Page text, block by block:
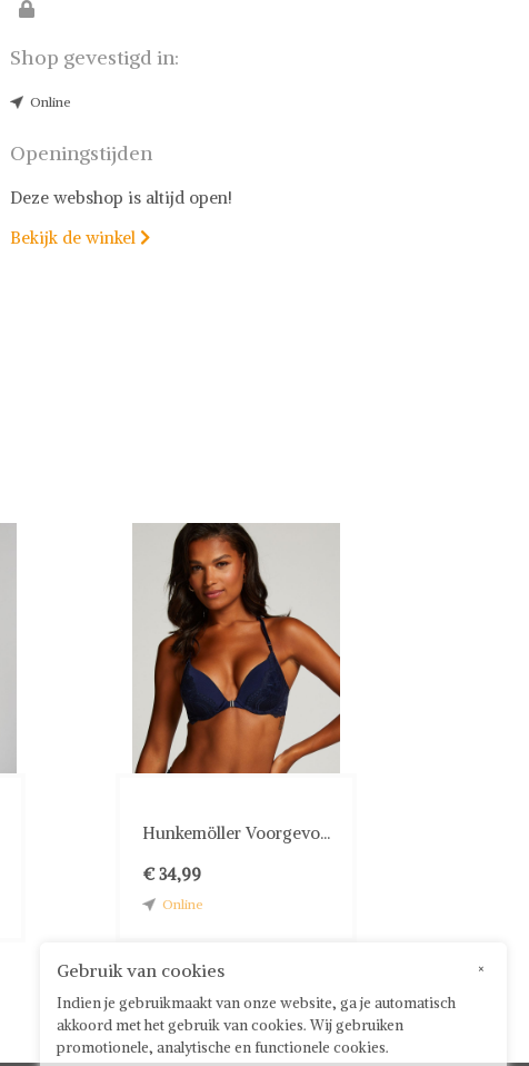
Shop gevestigd in:
Online
Openingstijden
Deze webshop is altijd open!
Bekijk de winkel 
Hunkemöller Voorgevo...
€ 34,99
Online
×
Gebruik van cookies
Indien je gebruikmaakt van onze website, ga je automatisch
akkoord met het gebruik van cookies. Wij gebruiken
promotionele, analytische en functionele cookies.